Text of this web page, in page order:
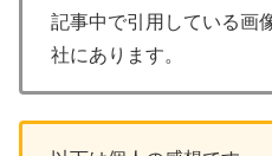
記事中で引用している画
社にあります。